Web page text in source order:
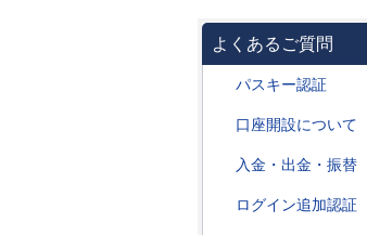
よくあるご質問
パスキー認証
口座開設について
入金・出金・振替
ログイン追加認証